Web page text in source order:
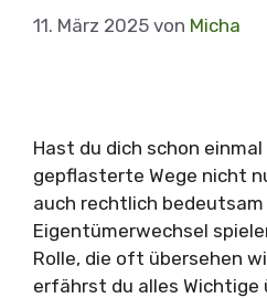
11. März 2025 von Micha
Hast du dich schon
gepflasterte Wege nicht
auch rechtlich bedeutsam
Eigentümerwechsel
Rolle, die oft übersehen
erfährst du alles Wichtige